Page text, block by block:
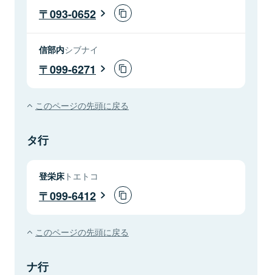
093-0652
信部内シブナイ
099-6271
このページの先頭に戻る
タ行
登栄床 トエトコ
099-6412
このページの先頭に戻る
ナ行